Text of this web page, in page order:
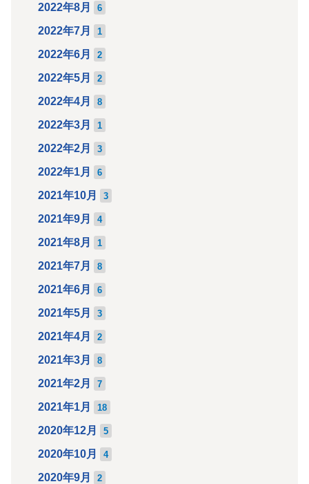
2022年8月 6
2022年7月 1
2022年6月 2
2022年5月 2
2022年4月 8
2022年3月 1
2022年2月 3
2022年1月 6
2021年10月 3
2021年9月 4
2021年8月 1
2021年7月 8
2021年6月 6
2021年5月 3
2021年4月 2
2021年3月 8
2021年2月 7
2021年1月 18
2020年12月 5
2020年10月 4
2020年9月 2